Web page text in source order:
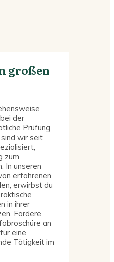
großen
der
Prüfung
sind wir seit
zum
In unseren
erfahrenen
erwirbst du
in ihrer
Fordere
an
eine
Tätigkeit im